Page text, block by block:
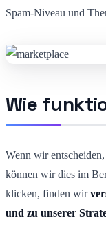
Spam-Niveau und
Wie
Wenn wir
können wir dies im
klicken, finden wir
und zu unserer